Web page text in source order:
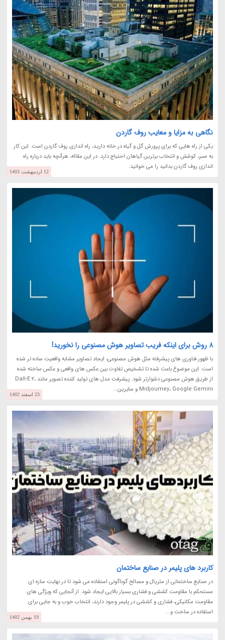
نگاهی به مزایا و معایب روف گاردن
یکی از راه هایی که برای پرورش گل و گیاه در خانه دارید، راه اندازی روف گاردن است. این کار
به صبر، کوشش و انتخاب برترین گیاهان احتیاج دارد. در این مقاله، هرآنچه باید درباره راه
اندازی روف گاردن بدانید را می خوانید.
12 اردیبهشت 1403
8 روش برای اینکه فریب تصاویر هوش مصنوعی را نخورید!
با ظهور فناوری های پیشرفته مثل هوش مصنوعی، ایجاد تصاویر مشابه واقعیت ساده تر شده
است. این موضوع باعث شده تا تشخیص تفاوت بین عکس های واقعی و عکس ساخته شده
از طریق هوش مصنوعی دشوارتر شود. پیشرفت مدل های تولید کننده تصویر مانند Dall-E 2،
Midjourney، Google Gemini و سایرین...
23 اسفند 1402
کاربرد های پلیمر در صنایع ساختمان
در صنایع ساختمانی از متریال و مصالح گوناگونی استفاده می شود تا در نهایت سازه ای
مستحکم با مقاومت کششی و فشاری بسیار بالایی ایجاد شود. از آنجایی که ویژگی های
مقاومت مکانیکی، فشاری و کششی در پلیمر وجود دارند، انتخاب خوب و به جایی برای
استفاده در ساخت و...
19 بهمن 1402